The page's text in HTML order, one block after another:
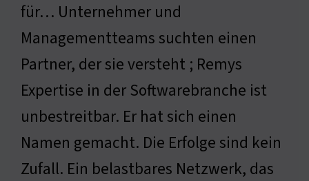
für… Unternehmer und
Managementteams suchten einen
Partner, der sie versteht ; Remys
Expertise in der Softwarebranche ist
unbestreitbar. Er hat sich einen
Namen gemacht. Die Erfolge sind kein
Zufall. Ein belastbares Netzwerk, das